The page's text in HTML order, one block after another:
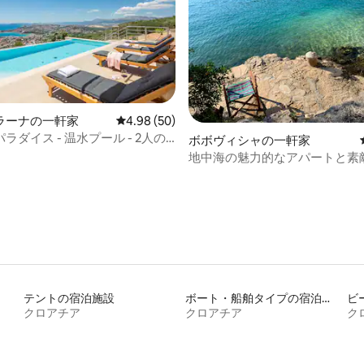
中5つ星の平均評価
ーナの一軒家 レビュー50件、5つ星中4.98つ星の平均評価
4.98 (50)
ラダイス - 温水プール - 2人の
ボボヴィシャの一軒家
地中海の魅力的なアパートと素
テントの宿泊施設
クロアチア
ボート・船舶タイプの宿泊施設
クロアチア
ビ
ク